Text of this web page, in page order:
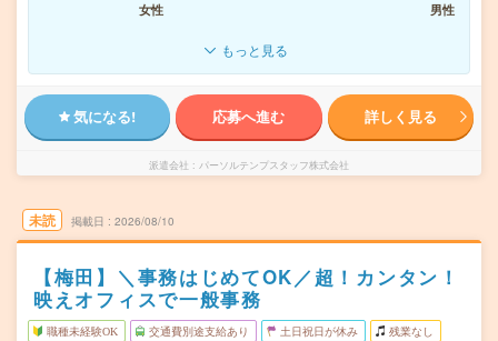
女性
男性
もっと見る
気になる! 応募へ進む 詳しく見る
派遣会社 パーソルテンプスタッフ株式会社
未読 掲載日 2026/08/10
【梅田】＼事務はじめてOK／超！カンタン！
映えオフィスで一般事務
職種未経験OK 交通費別途支給あり 土日祝日が休み 残業なし